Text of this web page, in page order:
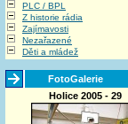
PLC / BPL
Z historie rádia
Zajímavosti
Nezařazené
Děti a mládež
FotoGalerie
Holice 2005 - 29